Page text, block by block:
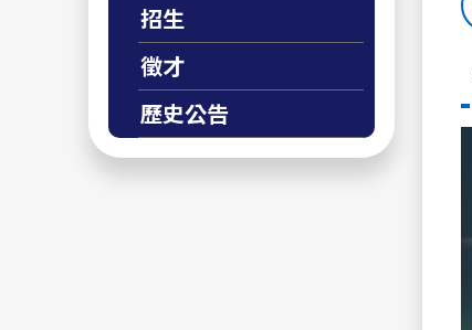
招生
徵才
歷史公告